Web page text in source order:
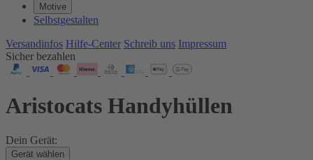
Motive
Selbstgestalten
Versandinfos Hilfe-Center Schreib uns Impressum
Sicher bezahlen
Aristocats Handyhüllen
Dein Gerät:
Gerät wählen